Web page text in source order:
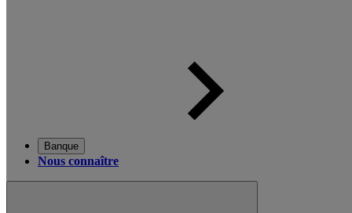
Banque
Nous connaître